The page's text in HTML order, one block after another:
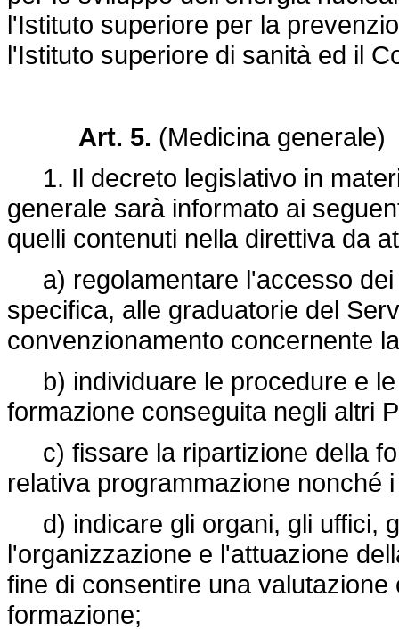
l'Istituto superiore per la
l'Istituto superiore di sanità ed il
Art. 5. (Medicina generale)
1. Il decreto legislativo in
generale sarà informato ai
quelli contenuti nella direttiva da
a) regolamentare l'accesso dei
specifica, alle graduatorie del
convenzionamento concernente
b) individuare le procedure e le
formazione conseguita negli altri
c) fissare la ripartizione della
relativa programmazione nonché
d) indicare gli organi, gli uffici,
l'organizzazione e l'attuazione
fine di consentire una
formazione;